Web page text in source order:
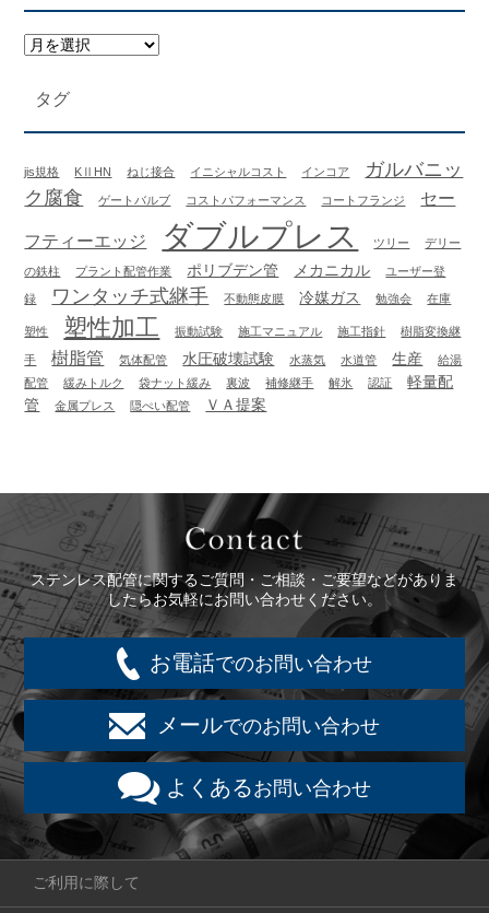
タグ
jis規格 KⅡHN ねじ接合 イニシャルコスト インコア
ガルバニッ
ク腐食
ゲートバルブ コストパフォーマンス コートフランジ セー
フティーエッジ ダブルプレス ツリー デリー
の鉄柱 プラント配管作業 ポリブデン管 メカニカル ユーザー登
録 ワンタッチ式継手 不動態皮膜 冷媒ガス 勉強会 在庫
塑性 塑性加工 振動試験 施工マニュアル 施工指針 樹脂変換継
手 樹脂管 気体配管 水圧破壊試験 水蒸気 水道管 生産
給湯
配管
緩みトルク 袋ナット緩み 裏波 補修継手 解氷 認証
軽量配
管
金属プレス 隠ぺい配管 ＶＡ提案
ステンレス配管に関するご質問・ご相談・ご要望などがありま
したらお気軽にお問い合わせください。
お電話でのお問い合わせ
メールでのお問い合わせ
よくあるお問い合わせ
ご利用に際して